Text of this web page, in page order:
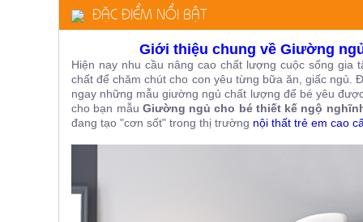
ĐẶC ĐIỂM NỔI BẬT
Giới thiệu chung về Giường
Hiện nay nhu cầu nâng cao chất lượng cuộc sống
chất để chăm chút cho con yêu từng bữa ăn, giấc ngủ.
ngay những mẫu giường ngủ chất lượng để bé yêu
cho bạn mẫu Giường ngủ cho bé thiết kế ngộ
đang tạo "cơn sốt" trong thị trường nội thất trẻ em cao